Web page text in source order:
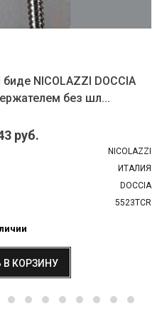
NICOLAZZI DOCCIA
без шл...
руб.
NICOLAZZI
ИТАЛИЯ
DOCCIA
5523TCR
В КОРЗИНУ